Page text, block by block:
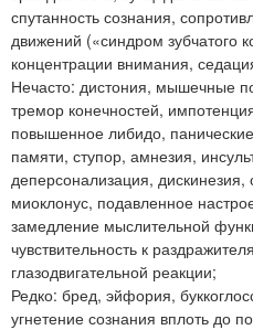
спутанность сознания,
движений («синдром зубчатого
концентрации внимания,
Нечасто: дистония, мышечные
тремор конечностей,
повышенное либидо,
памяти, ступор, амнезия,
деперсонализация,
миоклонус, подавленное
замедление мыслительной
чувствительность к
глазодвигательной реакции;
Редко: бред, эйфория,
угнетение сознания вплоть до